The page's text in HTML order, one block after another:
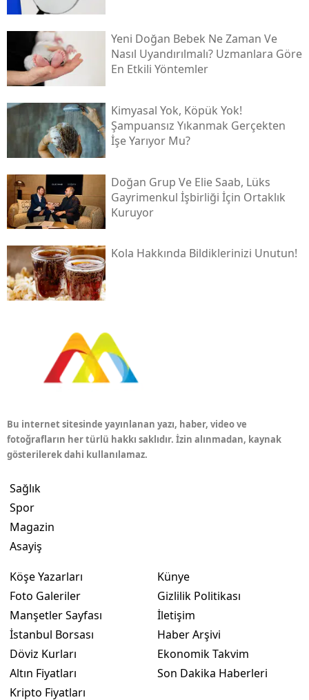
Yeni Doğan Bebek Ne Zaman Ve
Nasıl Uyandırılmalı? Uzmanlara Göre
En Etkili Yöntemler
Kimyasal Yok, Köpük Yok!
Şampuansız Yıkanmak Gerçekten
İşe Yarıyor Mu?
Doğan Grup Ve Elie Saab, Lüks
Gayrimenkul İşbirliği İçin Ortaklık
Kuruyor
Kola Hakkında Bildiklerinizi Unutun!
Bu internet sitesinde yayınlanan yazı, haber, video ve
fotoğrafların her türlü hakkı saklıdır. İzin alınmadan, kaynak
gösterilerek dahi kullanılamaz.
Sağlık
Spor
Magazin
Asayiş
Köşe Yazarları
Foto Galeriler
Manşetler Sayfası
İstanbul Borsası
Döviz Kurları
Altın Fiyatları
Kripto Fiyatları
Künye
Gizlilik Politikası
İletişim
Haber Arşivi
Ekonomik Takvim
Son Dakika Haberleri